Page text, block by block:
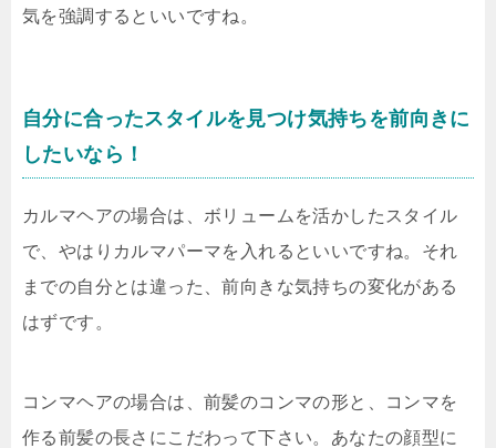
気を強調するといいですね。
自分に合ったスタイルを見つけ気持ちを前向きに
したいなら！
カルマヘアの場合は、ボリュームを活かしたスタイル
で、やはりカルマパーマを入れるといいですね。それ
までの自分とは違った、前向きな気持ちの変化がある
はずです。
コンマヘアの場合は、前髪のコンマの形と、コンマを
作る前髪の長さにこだわって下さい。あなたの顔型に